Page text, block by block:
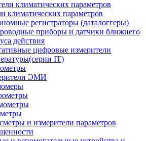
климатических параметров
регистраторы (даталоггеры)
приборы и датчики ближнего
действия
цифровые измерители
IT)
ЭМИ
и измерители параметров